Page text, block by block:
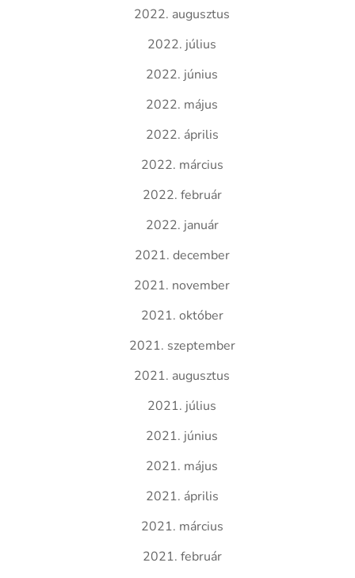
2022. augusztus
2022. július
2022. június
2022. május
2022. április
2022. március
2022. február
2022. január
2021. december
2021. november
2021. október
2021. szeptember
2021. augusztus
2021. július
2021. június
2021. május
2021. április
2021. március
2021. február